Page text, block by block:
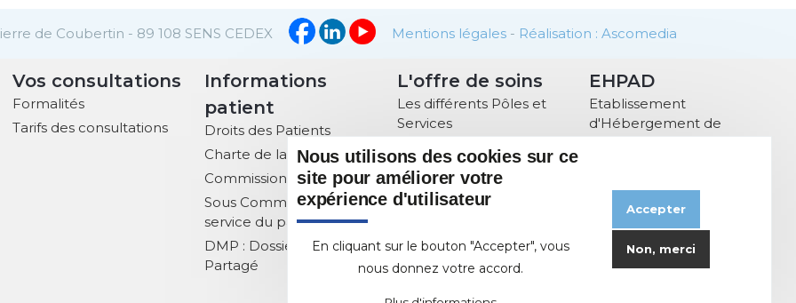
de Coubertin - 89 108 SENS CEDEX Mentions légales- Réalisation : Ascomedia
Vos consultations
Formalités
Tarifs des consultations
Informations
patient
Droits des Patients
Charte de la Laïcité
Commission des usagers
Sous Commissions au
service du patient
DMP : Dossier Médical
Partagé
L'offre de soins
Les différents Pôles et
Services
EHPAD
Etablissement
d'Hébergement de
Animations
Nous utilisons des cookies sur ce
site pour améliorer votre
expérience d'utilisateur
En cliquant sur le bouton "Accepter", vous
nous donnez votre accord.
Accepter
Non, merci